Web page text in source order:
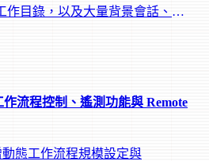
作目錄，以及大量背景會話、
作流程控制、遙測功能與 Remote
動態工作流程規模設定與